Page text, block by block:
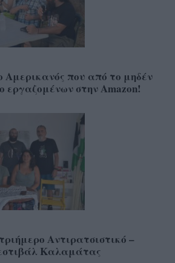
που από το μηδέν
εργαζομένων στην Amazon!
Αντιρατσιστικό –
Καλαμάτας